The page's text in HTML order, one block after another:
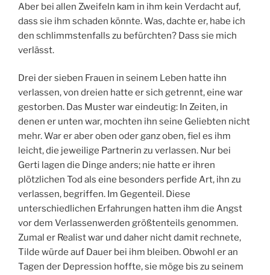
Aber bei allen Zweifeln kam in ihm kein Verdacht auf,
dass sie ihm schaden könnte. Was, dachte er, habe ich
den schlimmstenfalls zu befürchten? Dass sie mich
verlässt.
Drei der sieben Frauen in seinem Leben hatte ihn
verlassen, von dreien hatte er sich getrennt, eine war
gestorben. Das Muster war eindeutig: In Zeiten, in
denen er unten war, mochten ihn seine Geliebten nicht
mehr. War er aber oben oder ganz oben, fiel es ihm
leicht, die jeweilige Partnerin zu verlassen. Nur bei
Gerti lagen die Dinge anders; nie hatte er ihren
plötzlichen Tod als eine besonders perfide Art, ihn zu
verlassen, begriffen. Im Gegenteil. Diese
unterschiedlichen Erfahrungen hatten ihm die Angst
vor dem Verlassenwerden größtenteils genommen.
Zumal er Realist war und daher nicht damit rechnete,
Tilde würde auf Dauer bei ihm bleiben. Obwohl er an
Tagen der Depression hoffte, sie möge bis zu seinem